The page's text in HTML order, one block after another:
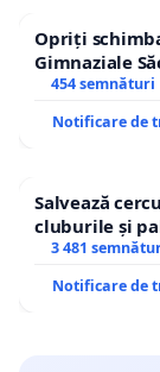
Opriți
Gimnaziale
454 semnături
Notificare de
Salvează
cluburile și
3 481
Notificare de